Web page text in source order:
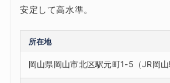
安定して高水準。
所在地
岡山県岡山市北区駅元町1-5（JR岡山